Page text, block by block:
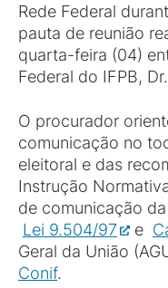
Rede Federal
pauta de reunião
quarta-feira (04)
Federal do IFPB,
O procurador
comunicação no
eleitoral e das
Instrução
de comunicação
Lei 9.504/97
e
Geral da União
Conif.